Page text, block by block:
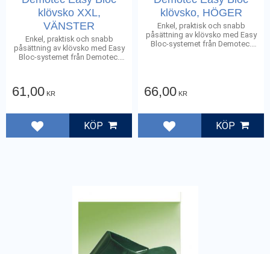
klövsko XXL,
VÄNSTER
Enkel, praktisk och snabb
påsättning av klövsko med Easy
Bloc-systemet från Demotec.
61,00 KR
Lägg till i favoriter
KÖP
klövsko, HÖGER
Enkel, praktisk och snabb
påsättning av klövsko med Easy
Bloc-systemet från Demotec.
66,00 KR
Lägg till i favoriter
KÖP